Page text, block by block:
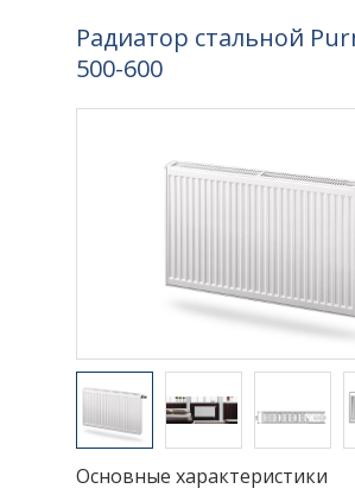
Радиатор стальной
500-600
Основные характеристики